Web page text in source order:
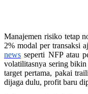
Manajemen risiko tetap
2% modal per transaksi
news seperti NFP atau
volatilitasnya sering
target pertama, pakai
dijaga dulu, profit baru